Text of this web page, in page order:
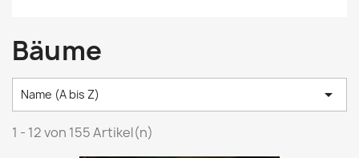
Bäume
Name (A bis Z) 
1 - 12 von 155 Artikel(n)